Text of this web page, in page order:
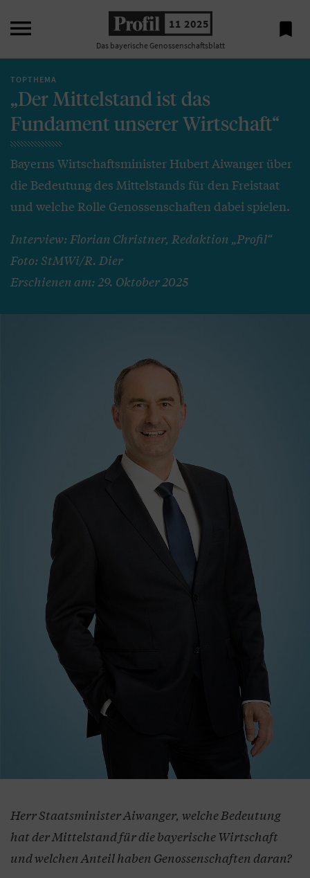
 11 2025
Das bayerische Genossenschaftsblatt

TOPTHEMA
„Der Mittelstand ist das
Fundament unserer Wirtschaft“
Bayerns Wirtschaftsminister Hubert Aiwanger über
die Bedeutung des Mittelstands für den Freistaat
und welche Rolle Genossenschaften dabei spielen.
Interview: Florian Christner, Redaktion „Profil“
Foto: StMWi/R. Dier
Erschienen am: 29. Oktober 2025
Herr Staatsminister Aiwanger, welche Bedeutung
hat der Mittelstand für die bayerische Wirtschaft
und welchen Anteil haben Genossenschaften daran?